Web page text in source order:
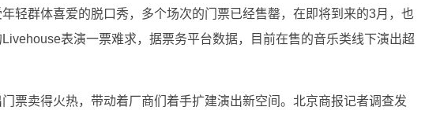
轻群体喜爱的脱口秀，多个场次的门票已经售罄，在即将到来的3月，也
表演一票难求，据票务平台数据，目前在售的音乐类线下演出超
票卖得火热，带动着厂商们着手扩建演出新空间。北京商报记者调查发